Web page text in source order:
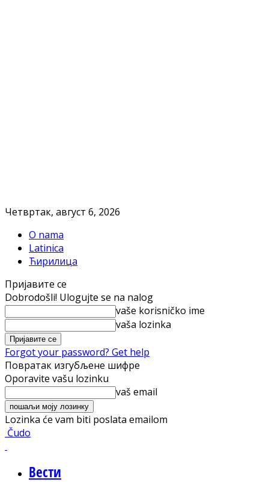
Четвртак, август 6, 2026
O nama
Latinica
Ћирилица
Пријавите се
Dobrodošli! Ulogujte se na nalog
vaše korisničko ime
vaša lozinka
Forgot your password? Get help
Повратак изгубљене шифре
Oporavite vašu lozinku
vaš email
Lozinka će vam biti poslata emailom
Čudo
Вести